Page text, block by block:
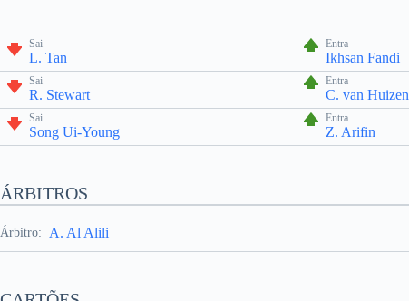
Sai
L. Tan
Entra
Ikhsan Fandi
Sai
R. Stewart
Entra
C. van Huizen
Sai
Song Ui-Young
Entra
Z. Arifin
ÁRBITROS
Árbitro: A. Al Alili